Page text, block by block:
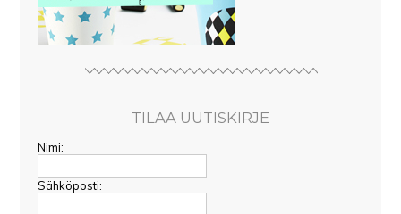
TILAA UUTISKIRJE
Nimi:
Sähköposti: